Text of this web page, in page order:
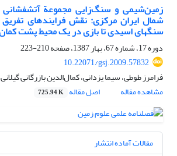
زمین‌شیمی و سنگ‌زایی مجموعة آتشفشانی
شمال ایران مرکزی: نقش فرایندهای
سنگهای اسیدی تا بازی در یک محیط پشت
دوره 17، شماره 67، بهار 1387، صفحه
210-223
10.22071/gsj.2009.57832
فرامرز طوطی، سیما یزدانی، کمال‌الدین بازرگانی گیلانی
مشاهده مقاله
اصل مقاله 725.94 K
مقالات آماده انتشار